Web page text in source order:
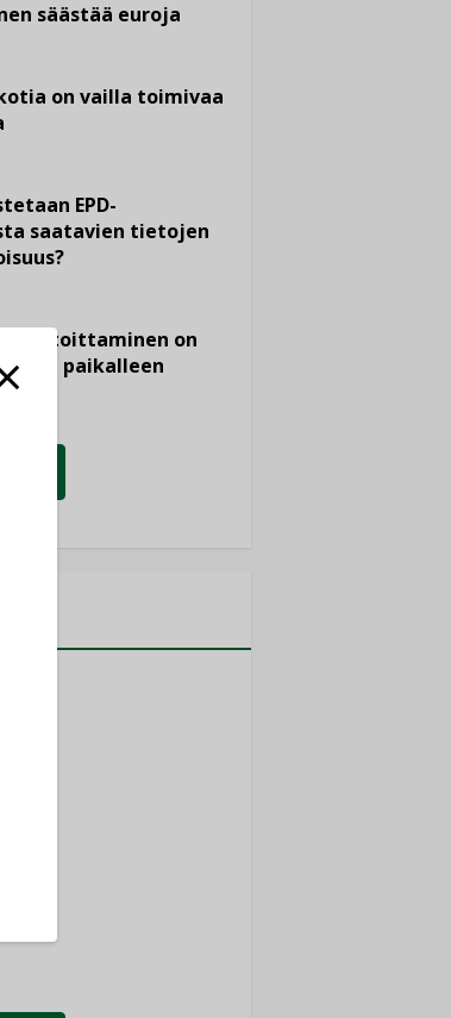
säästää euroja
on vailla toimivaa
EPD-
saatavien tietojen
on
paikalleen